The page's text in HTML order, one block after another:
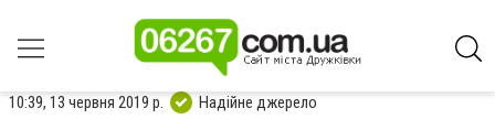
10:39, 13 червня 2019 р. Надійне джерело